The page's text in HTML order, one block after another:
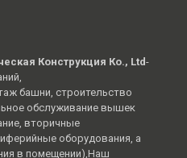
Конструкция Ко., Ltd-
башни, строительство
обслуживание вышек
вторичные
оборудования, а
в помещении),Наш